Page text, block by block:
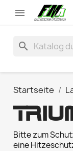

search
Startseite
Bitte zum
eine